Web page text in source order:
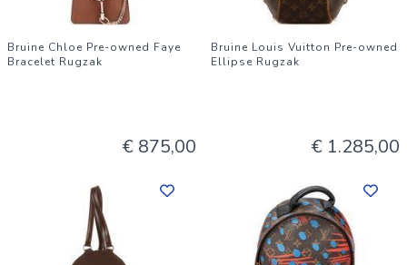
Bruine Chloe Pre-owned Faye
Bracelet Rugzak
€ 875,00
Bruine Louis Vuitton Pre-owned
Ellipse Rugzak
€ 1.285,00